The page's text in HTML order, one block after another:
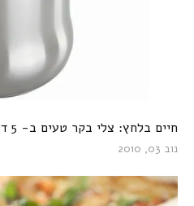
חיים בלחץ: צלי בקר טעים ב- 5 דקות
נוב 03, 2010